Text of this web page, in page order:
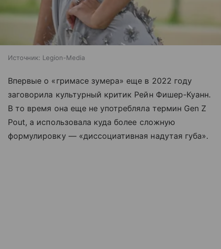
Источник: Legion-Media
Впервые о «гримасе зумера» еще в 2022 году
заговорила культурный критик Рейн Фишер-Куанн.
В то время она еще не употребляла термин Gen Z
Pout, а использовала куда более сложную
формулировку — «диссоциативная надутая губа».